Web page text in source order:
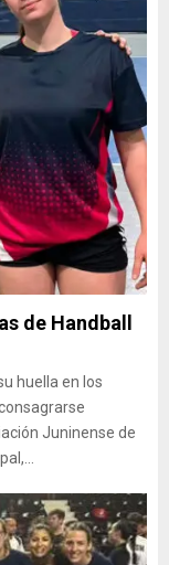
de Handball
huella en los
Juninense de